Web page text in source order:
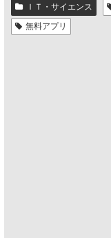
ＩＴ・サイエンス
無料アプリ